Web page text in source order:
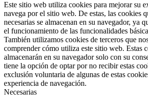
Este sitio web utiliza cookies para mejorar su
navega por el sitio web. De estas, las cookies
necesarias se almacenan en su navegador, ya
el funcionamiento de las funcionalidades
También utilizamos cookies de terceros que
comprender cómo utiliza este sitio web. Estas
almacenarán en su navegador solo con su
tiene la opción de optar por no recibir estas
exclusión voluntaria de algunas de estas
experiencia de navegación.
Necesarias